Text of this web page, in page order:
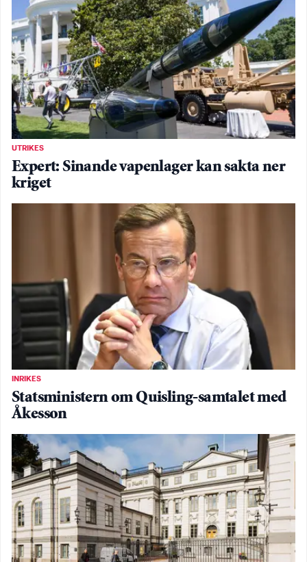
UTRIKES
Expert: Sinande vapenlager kan sakta ner
kriget
INRIKES
Statsministern om Quisling-samtalet med
Åkesson